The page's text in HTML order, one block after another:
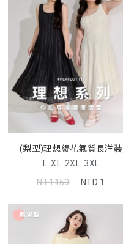
(梨型)理想緹花氣質長洋裝
L XL 2XL 3XL
NT.1150
NTD.1